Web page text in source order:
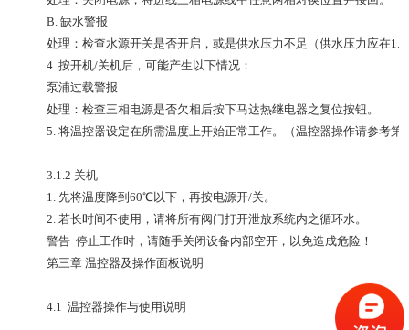
B. 缺水警报
处理：检查水源开关是否开启，或是供水压力不足（供水压力应在
4. 按开机/关机后，可能产生以下情况：
泵浦过载警报
处理：检查三相电源是否欠相后按下马达热继电器之复位按钮。
5. 将温控器设定在所需温度上开始正常工作。（温控器操作请参考第
3.1.2 关机
1. 先将温度降到60℃以下，再按电源开/关。
2. 若长时间不使用，请将所有阀门打开泄放系统内之循环水。
警告 停止工作时，请随手关闭设备内部空开，以免造成危险！
第三章 温控器及操作面板说明
4.1 温控器操作与使用说明